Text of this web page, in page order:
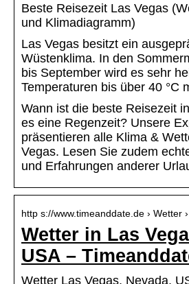
Beste Reisezeit Las Vegas
und Klimadiagramm)
Las Vegas besitzt ein
Wüstenklima. In den
bis September wird es sehr
Temperaturen bis über 40 °C
Wann ist die beste Reisezeit
es eine Regenzeit? Unsere
präsentieren alle Klima &
Vegas. Lesen Sie zudem
und Erfahrungen anderer
http s://www.timeanddate.de › Wetter
Wetter in Las
USA –
Wetter Las Vegas, Nevada,